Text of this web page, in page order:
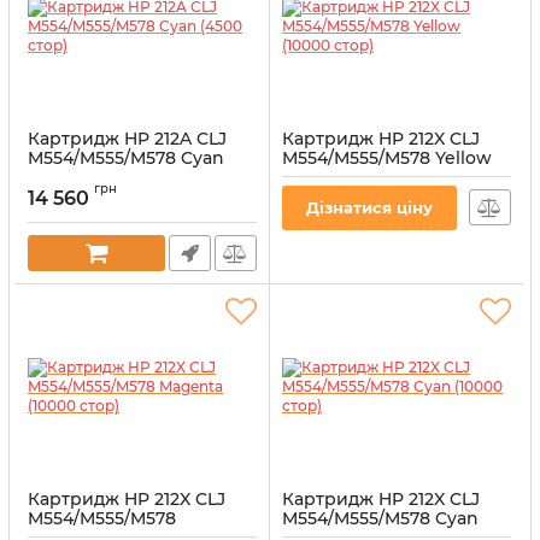
Картридж HP 212A CLJ
M554/M555/M578 Cyan
Артикул: W2121A
14 560 грн
Картридж HP 212X CLJ
M554/M555/M578 Yellow
(10000 стор)
Артикул:
Дізнатися ціну
Картридж HP 212X CLJ
M554/M555/M578
Картридж HP 212X CLJ
M554/M555/M578 Cyan